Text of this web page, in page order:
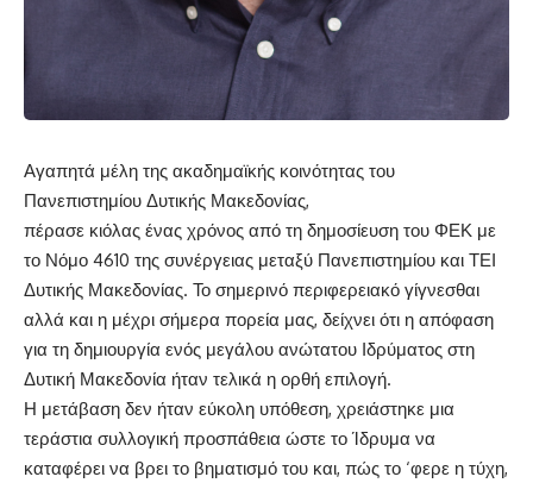
Αγαπητά μέλη της ακαδημαϊκής κοινότητας του
Πανεπιστημίου Δυτικής Μακεδονίας,
πέρασε κιόλας ένας χρόνος από τη δημοσίευση του ΦΕΚ με
το Νόμο 4610 της συνέργειας μεταξύ Πανεπιστημίου και ΤΕΙ
Δυτικής Μακεδονίας. Το σημερινό περιφερειακό γίγνεσθαι
αλλά και η μέχρι σήμερα πορεία μας, δείχνει ότι η απόφαση
για τη δημιουργία ενός μεγάλου ανώτατου Ιδρύματος στη
Δυτική Μακεδονία ήταν τελικά η ορθή επιλογή.
Η μετάβαση δεν ήταν εύκολη υπόθεση, χρειάστηκε μια
τεράστια συλλογική προσπάθεια ώστε το Ίδρυμα να
καταφέρει να βρει το βηματισμό του και, πώς το ‘φερε η τύχη,